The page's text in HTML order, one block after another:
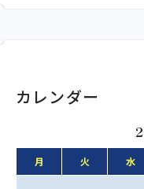
利用規約・免責事項
カレンダー
月 火 水